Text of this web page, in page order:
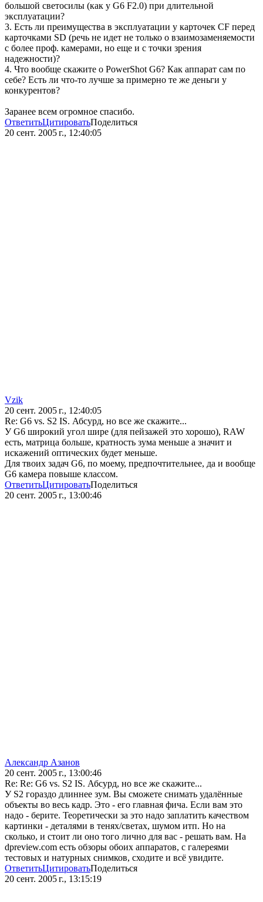
большой светосилы (как у G6 F2.0) при длительной
эксплуатации?
3. Есть ли преимущества в эксплуатации у карточек CF перед
карточками SD (речь не идет не только о взаимозаменяемости
с более проф. камерами, но еще и с точки зрения
надежности)?
4. Что вообще скажите о PowerShot G6? Как аппарат сам по
себе? Есть ли что-то лучше за примерно те же деньги у
конкурентов?
Заранее всем огромное спасибо.
ОтветитьЦитироватьПоделиться
20 сент. 2005 г., 12:40:05
Vzik
20 сент. 2005 г., 12:40:05
Re: G6 vs. S2 IS. Абсурд, но все же скажите...
У G6 широкий угол шире (для пейзажей это хорошо), RAW
есть, матрица больше, кратность зума меньше а значит и
искажений оптических будет меньше.
Для твоих задач G6, по моему, предпочтительнее, да и вообще
G6 камера повыше классом.
ОтветитьЦитироватьПоделиться
20 сент. 2005 г., 13:00:46
Александр Азанов
20 сент. 2005 г., 13:00:46
Re: Re: G6 vs. S2 IS. Абсурд, но все же скажите...
У S2 гораздо длиннее зум. Вы сможете снимать удалённые
объекты во весь кадр. Это - его главная фича. Если вам это
надо - берите. Теоретически за это надо заплатить качеством
картинки - деталями в тенях/светах, шумом итп. Но на
сколько, и стоит ли оно того лично для вас - решать вам. На
dpreview.com есть обзоры обоих аппаратов, с галереями
тестовых и натурных снимков, сходите и всё увидите.
ОтветитьЦитироватьПоделиться
20 сент. 2005 г., 13:15:19